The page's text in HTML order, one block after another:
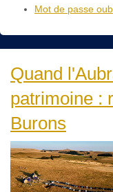
Mot de passe
Quand
patrimoine :
Burons